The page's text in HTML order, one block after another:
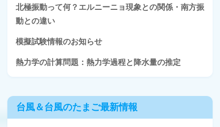
北極振動って何？エルニーニョ現象との関係・南方振
動との違い
模擬試験情報のお知らせ
熱力学の計算問題：熱力学過程と降水量の推定
台風＆台風のたまご最新情報